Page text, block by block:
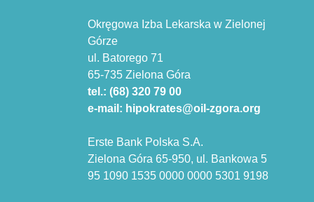
Okręgowa Izba Lekarska w Zielonej
Górze
ul. Batorego 71
65-735 Zielona Góra
tel.: (68) 320 79 00
e-mail: hipokrates@oil-zgora.org
Erste Bank Polska S.A.
Zielona Góra 65-950, ul. Bankowa 5
95 1090 1535 0000 0000 5301 9198